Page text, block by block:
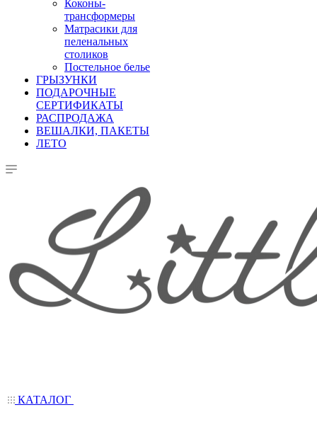
Коконы-
трансформеры
Матрасики для
пеленальных
столиков
Постельное белье
ГРЫЗУНКИ
ПОДАРОЧНЫЕ
СЕРТИФИКАТЫ
РАСПРОДАЖА
ВЕШАЛКИ, ПАКЕТЫ
ЛЕТО
КАТАЛОГ